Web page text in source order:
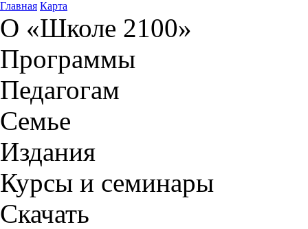
Главная Карта
О «Школе 2100»
Программы
Педагогам
Семье
Издания
Курсы и семинары
Скачать